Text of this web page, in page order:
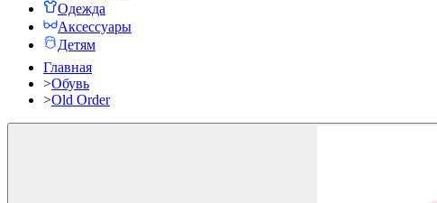
Одежда
Аксессуары
Детям
Главная
>Обувь
>Old Order